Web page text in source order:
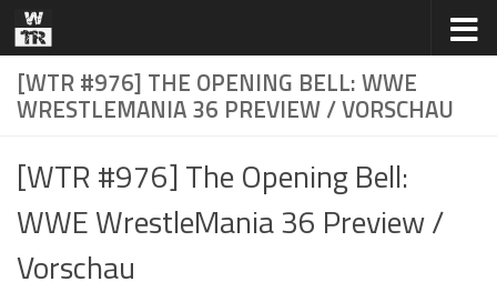
Zum Inhalt springen
[WTR #976] THE OPENING BELL: WWE
WRESTLEMANIA 36 PREVIEW / VORSCHAU
[WTR #976] The Opening Bell:
WWE WrestleMania 36 Preview /
Vorschau